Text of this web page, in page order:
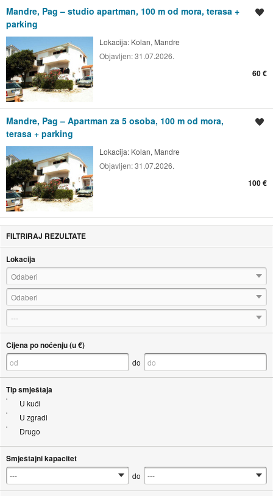
Mandre, Pag – studio apartman, 100 m od mora, terasa +
parking
Lokacija: Kolan, Mandre
Objavljen:31.07.2026.
60 €
Mandre, Pag – Apartman za 5 osoba, 100 m od mora,
terasa + parking
Lokacija: Kolan, Mandre
Objavljen:31.07.2026.
100 €
FILTRIRAJ REZULTATE
Lokacija
Odaberi
Odaberi
---
Cijena po noćenju (u €)
do
Tip smještaja
U kući
U zgradi
Drugo
Smještajni kapacitet
do